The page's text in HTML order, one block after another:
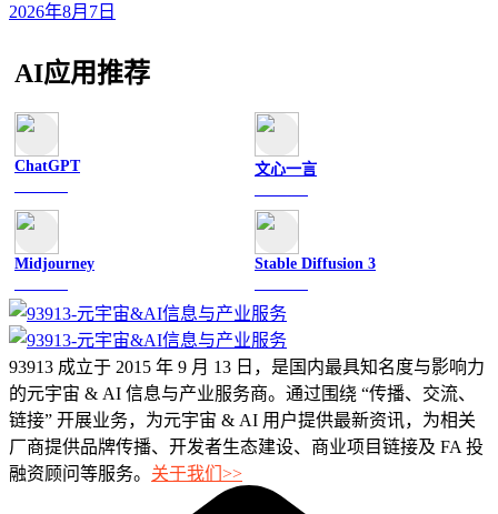
2026年8月7日
AI应用推荐
ChatGPT 文心一言
Midjourney Stable Diffusion 3
93913 成立于 2015 年 9 月 13 日，是国内最具知名度与影响力
的元宇宙 & AI 信息与产业服务商。通过围绕 “传播、交流、
链接” 开展业务，为元宇宙 & AI 用户提供最新资讯，为相关
厂商提供品牌传播、开发者生态建设、商业项目链接及 FA 投
融资顾问等服务。 关于我们>>